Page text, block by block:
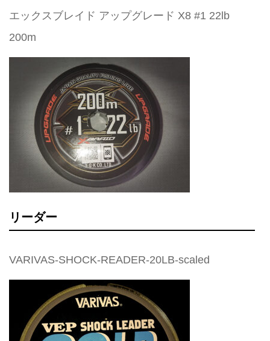
エックスブレイド アップグレード X8 #1 22lb
200m
リーダー
VARIVAS-SHOCK-READER-20LB-scaled